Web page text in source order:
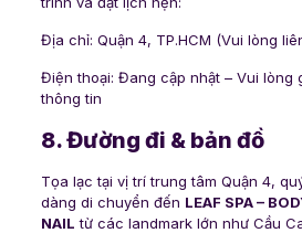
Địa chỉ: Quận 4, TP.HCM (Vui lòng
Điện thoại: Đang cập nhật – Vui lòng
thông tin
8. Đường đi & bản đồ
Tọa lạc tại vị trí trung tâm Quận 4,
dàng di chuyển đến LEAF SPA –
NAIL từ các landmark lớn như Cầu